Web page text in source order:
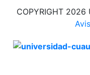
COPYRIGHT 2026